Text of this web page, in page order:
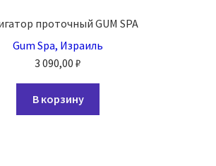
проточный GUM SPA
Gum Spa, Израиль
3 090,00 ₽
В корзину